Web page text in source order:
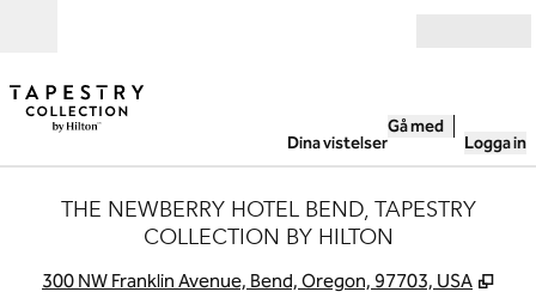
Dina vistelser
Gå med
Logga in
THE NEWBERRY HOTEL BEND, TAPESTRY
COLLECTION BY HILTON
300 NW Franklin Avenue, Bend, Oregon, 97703, USA ,